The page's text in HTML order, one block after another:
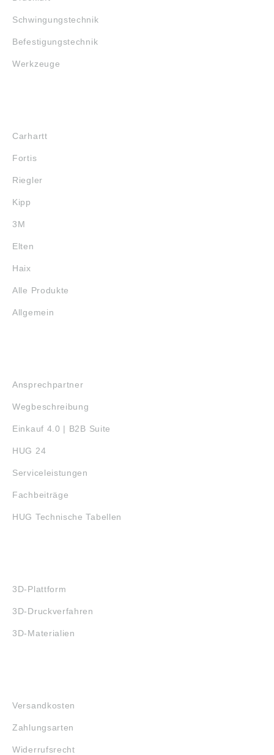
Schwingungstechnik
Befestigungstechnik
Werkzeuge
Carhartt
Fortis
Riegler
Kipp
3M
Elten
Haix
Alle Produkte
Allgemein
Ansprechpartner
Wegbeschreibung
Einkauf 4.0 | B2B Suite
HUG 24
Serviceleistungen
Fachbeiträge
HUG Technische Tabellen
3D-Plattform
3D-Druckverfahren
3D-Materialien
Versandkosten
Zahlungsarten
Widerrufsrecht